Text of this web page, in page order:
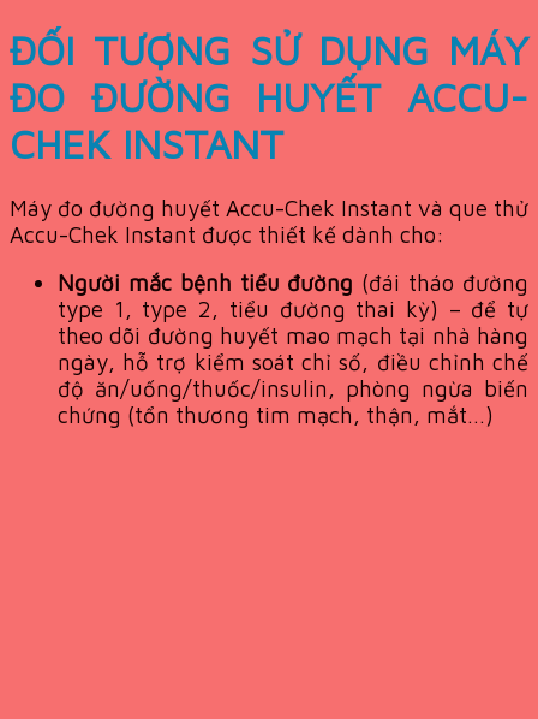
ĐỐI TƯỢNG SỬ DỤNG MÁY
ĐO ĐƯỜNG HUYẾT ACCU-
CHEK INSTANT
Máy đo đường huyết Accu-Chek Instant và que thử
Accu-Chek Instant được thiết kế dành cho:
Người mắc bệnh tiểu đường (đái tháo đường
type 1, type 2, tiểu đường thai kỳ) – để tự
theo dõi đường huyết mao mạch tại nhà hàng
ngày, hỗ trợ kiểm soát chỉ số, điều chỉnh chế
độ ăn/uống/thuốc/insulin, phòng ngừa biến
chứng (tổn thương tim mạch, thận, mắt…)